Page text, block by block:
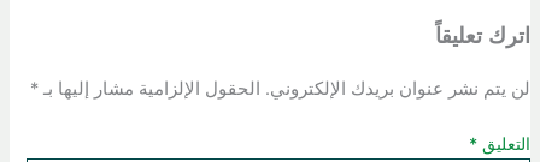
اترك تعليقاً
لن يتم نشر عنوان بريدك الإلكتروني. الحقول الإلزامية مشار إليها بـ *
التعليق *